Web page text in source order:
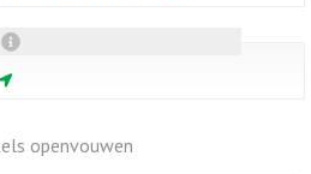
openvouwen